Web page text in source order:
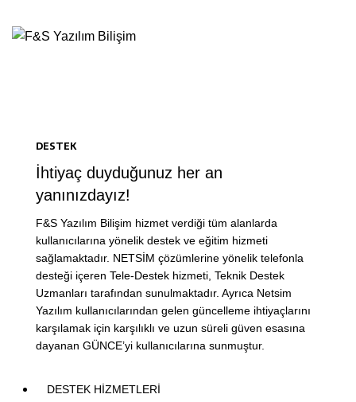
DESTEK
İhtiyaç duyduğunuz her an
yanınızdayız!
F&S Yazılım Bilişim hizmet verdiği tüm alanlarda
kullanıcılarına yönelik destek ve eğitim hizmeti
sağlamaktadır. NETSİM çözümlerine yönelik telefonla
desteği içeren Tele-Destek hizmeti, Teknik Destek
Uzmanları tarafından sunulmaktadır. Ayrıca Netsim
Yazılım kullanıcılarından gelen güncelleme ihtiyaçlarını
karşılamak için karşılıklı ve uzun süreli güven esasına
dayanan GÜNCE’yi kullanıcılarına sunmuştur.
DESTEK HİZMETLERİ